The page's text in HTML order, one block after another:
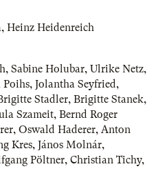
, Heinz Heidenreich
, Sabine Holubar, Ulrike Netz,
Poihs, Jolantha Seyfried,
Stadler, Brigitte Stanek,
Szameit, Bernd Roger
, Oswald Haderer, Anton
Kres, János Molnár,
Pöltner, Christian Tichy,